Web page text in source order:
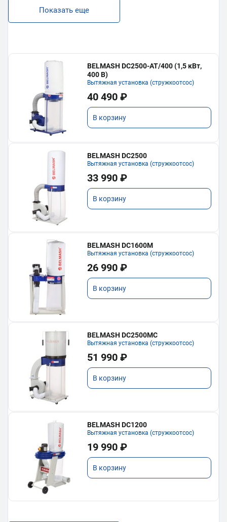
Показать еще
BELMASH DC2500-AT/400 (1,5 кВт,
400 В)
Вытяжная установка (стружкоотсос)
40 490 ₽
В корзину
BELMASH DC2500
Вытяжная установка (стружкоотсос)
33 990 ₽
В корзину
BELMASH DC1600M
Вытяжная установка (стружкоотсос)
26 990 ₽
В корзину
BELMASH DC2500MC
Вытяжная установка (стружкоотсос)
51 990 ₽
В корзину
BELMASH DC1200
Вытяжная установка (стружкоотсос)
19 990 ₽
В корзину